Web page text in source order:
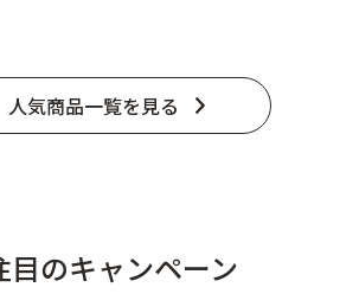
人気商品一覧を見る
目のキャンペーン